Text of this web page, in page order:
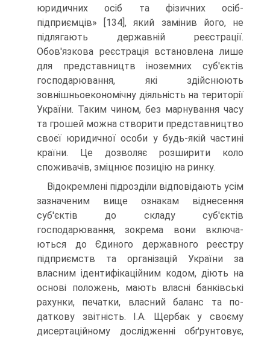
юридичних осіб та фізичних осіб-
підприємців» [134], який замінив його, не
підлягають державній реєстра­ції.
Обов'язкова реєстрація встановлена лише
для представництв іноземних суб'єктів
господарювання, які здійснюють
зовнішньоекономічну діяльність на те­риторії
України. Таким чином, без марнування часу
та грошей можна створити представництво
своєї юри­дичної особи у будь-якій частині
країни. Це дозволяє розширити коло
споживачів, зміцнює позицію на ринку.
Відокремлені підрозділи відповідають усім
за­значеним вище ознакам віднесення
суб'єктів до скла­ду суб'єктів
господарювання, зокрема вони включа­
ються до Єдиного державного реєстру
підприємств та організацій України за
власним ідентифікацій­ним кодом, діють на
основі положень, мають власні банківські
рахунки, печатки, власний баланс та по­
даткову звітність. І.А. Щербак у своєму
дисертацій­ному дослідженні обґрунтовує,